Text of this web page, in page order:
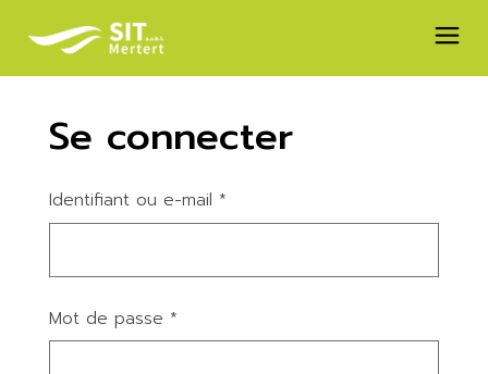
content
Se connecter
Identifiant ou e-mail *
Mot de passe *